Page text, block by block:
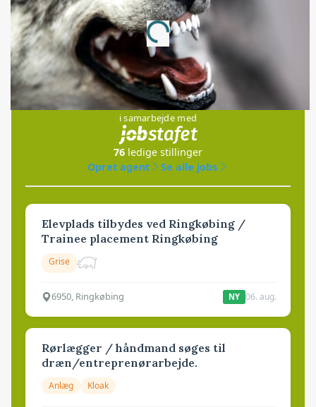
Annonce
Loading...
Jobs
i samarbejde med
76 ledige stillinger
Opret agent
Se alle jobs
Elevplads tilbydes ved Ringkøbing /
Trainee placement Ringkøbing
Grise
6950, Ringkøbing NY 06. aug.
Rørlægger / håndmand søges til
dræn/entreprenørarbejde.
Anlæg Kloak